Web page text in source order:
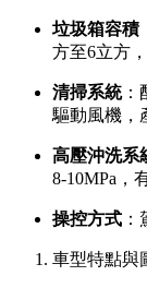
垃圾箱容積
方至6立方
清掃系統：
驅動風機，
高壓沖洗系
8-10MPa，
操控方式
車型特點與